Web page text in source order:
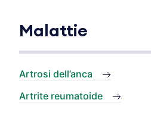
Malattie
Artrosi dell’anca
Artrite reumatoide